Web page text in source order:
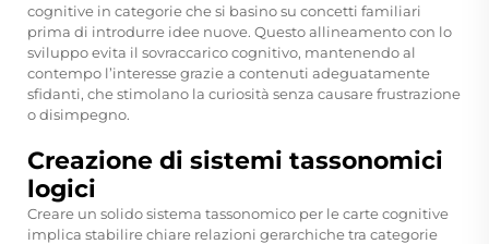
cognitive in categorie che si basino su concetti familiari
prima di introdurre idee nuove. Questo allineamento con lo
sviluppo evita il sovraccarico cognitivo, mantenendo al
contempo l’interesse grazie a contenuti adeguatamente
sfidanti, che stimolano la curiosità senza causare frustrazione
o disimpegno.
Creazione di sistemi tassonomici
logici
Creare un solido sistema tassonomico per le carte cognitive
implica stabilire chiare relazioni gerarchiche tra categorie